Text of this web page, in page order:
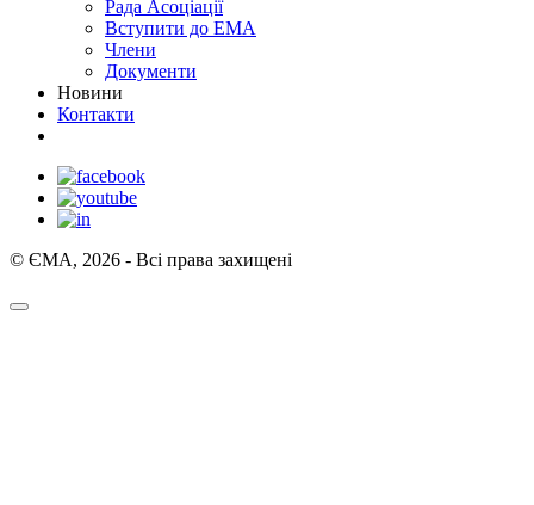
Рада Асоціації
Вступити до ЕМА
Члени
Документи
Новини
Контакти
© ЄМА, 2026 - Всі права захищені